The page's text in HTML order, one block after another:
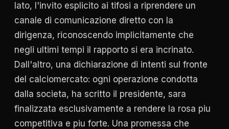
lato, l'invito esplicito ai tifosi a riprendere un
canale di comunicazione diretto con la
dirigenza, riconoscendo implicitamente che
negli ultimi tempi il rapporto si era incrinato.
Dall'altro, una dichiarazione di intenti sul fronte
del calciomercato: ogni operazione condotta
dalla societa, ha scritto il presidente, sara
finalizzata esclusivamente a rendere la rosa piu
competitiva e piu forte. Una promessa che